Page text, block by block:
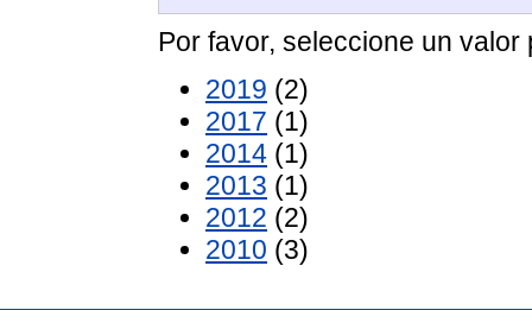
Por favor, seleccione un
2019 (2)
2017 (1)
2014 (1)
2013 (1)
2012 (2)
2010 (3)